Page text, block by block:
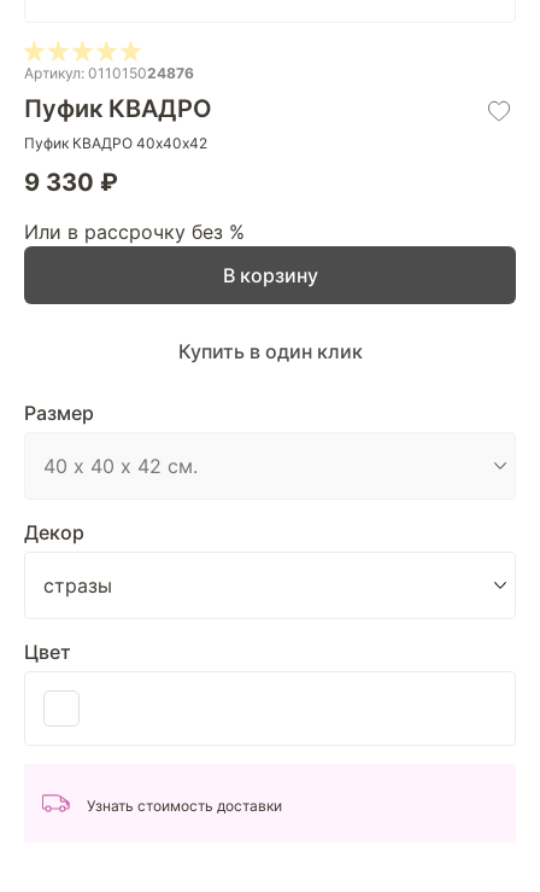
Артикул: 011015024876
Пуфик КВАДРО
Пуфик КВАДРО 40х40х42
9 330 ₽
Или в рассрочку без %
Размер
Декор
Цвет
В корзину
Купить в один клик
Узнать стоимость доставки